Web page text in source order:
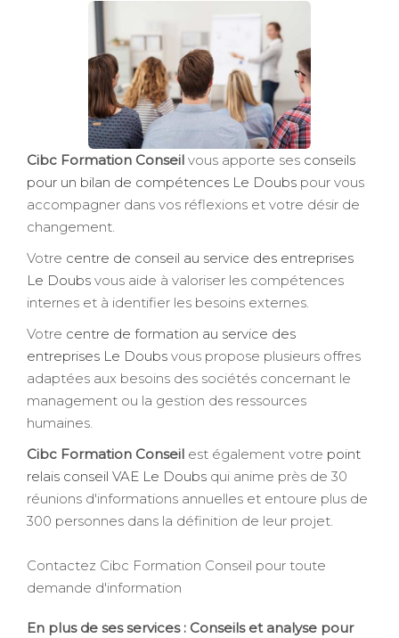
Cibc Formation Conseil vous apporte ses conseils
pour un bilan de compétences Le Doubs pour vous
accompagner dans vos réflexions et votre désir de
changement.
Votre centre de conseil au service des entreprises
Le Doubs vous aide à valoriser les compétences
internes et à identifier les besoins externes.
Votre centre de formation au service des
entreprises Le Doubs vous propose plusieurs offres
adaptées aux besoins des sociétés concernant le
management ou la gestion des ressources
humaines.
Cibc Formation Conseil est également votre point
relais conseil VAE Le Doubs qui anime près de 30
réunions d'informations annuelles et entoure plus de
300 personnes dans la définition de leur projet.
Contactez Cibc Formation Conseil pour toute
demande d'information
En plus de ses services : Conseils et analyse pour